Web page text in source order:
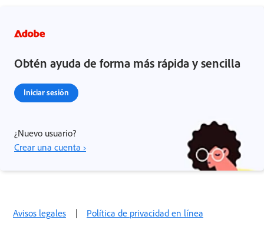
Obtén ayuda de forma más rápida y sencilla
Iniciar sesión
¿Nuevo usuario?
Crear una cuenta ›
Avisos legales | Política de privacidad en línea